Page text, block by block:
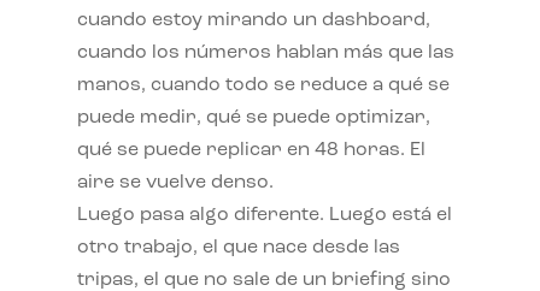
cuando estoy mirando un dashboard,
cuando los números hablan más que las
manos, cuando todo se reduce a qué se
puede medir, qué se puede optimizar,
qué se puede replicar en 48 horas. El
aire se vuelve denso.
Luego pasa algo diferente. Luego está el
otro trabajo, el que nace desde las
tripas, el que no sale de un briefing sino